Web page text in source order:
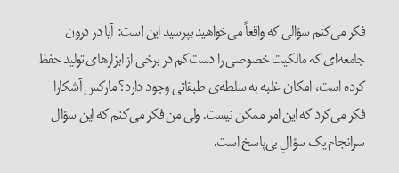
فکر می‌کنم سؤالی که واقعاً می‌خواهید بپرسید این است: آیا در درون
جامعه‌ای که مالکیت خصوصی را دست‌کم در برخی از ابزار‌های تولید حفظ
کرده است، امکان غلبه به سلطه‌ی طبقاتی وجود دارد؟ مارکس آشکارا
فکر می‌کرد که این امر ممکن نیست. ولی من فکر می‌کنم که این سؤال
سرانجام یک سؤالِ بی‌پاسخ است.